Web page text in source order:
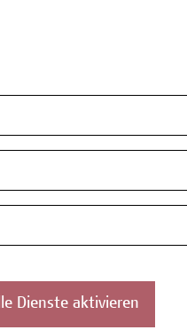
Termine
Campus Wien
Dienste aktivieren